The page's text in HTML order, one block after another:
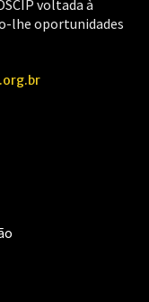
voltada à
lhe oportunidades